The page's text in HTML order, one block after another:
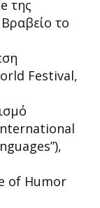
της
το
Festival,
of Humor